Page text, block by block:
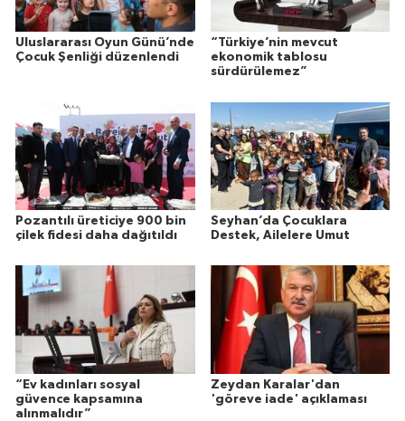
Uluslararası Oyun Günü’nde
Çocuk Şenliği düzenlendi
“Türkiye’nin mevcut
ekonomik tablosu
sürdürülemez”
Pozantılı üreticiye 900 bin
çilek fidesi daha dağıtıldı
Seyhan’da Çocuklara
Destek, Ailelere Umut
“Ev kadınları sosyal
güvence kapsamına
alınmalıdır”
Zeydan Karalar'dan
'göreve iade' açıklaması